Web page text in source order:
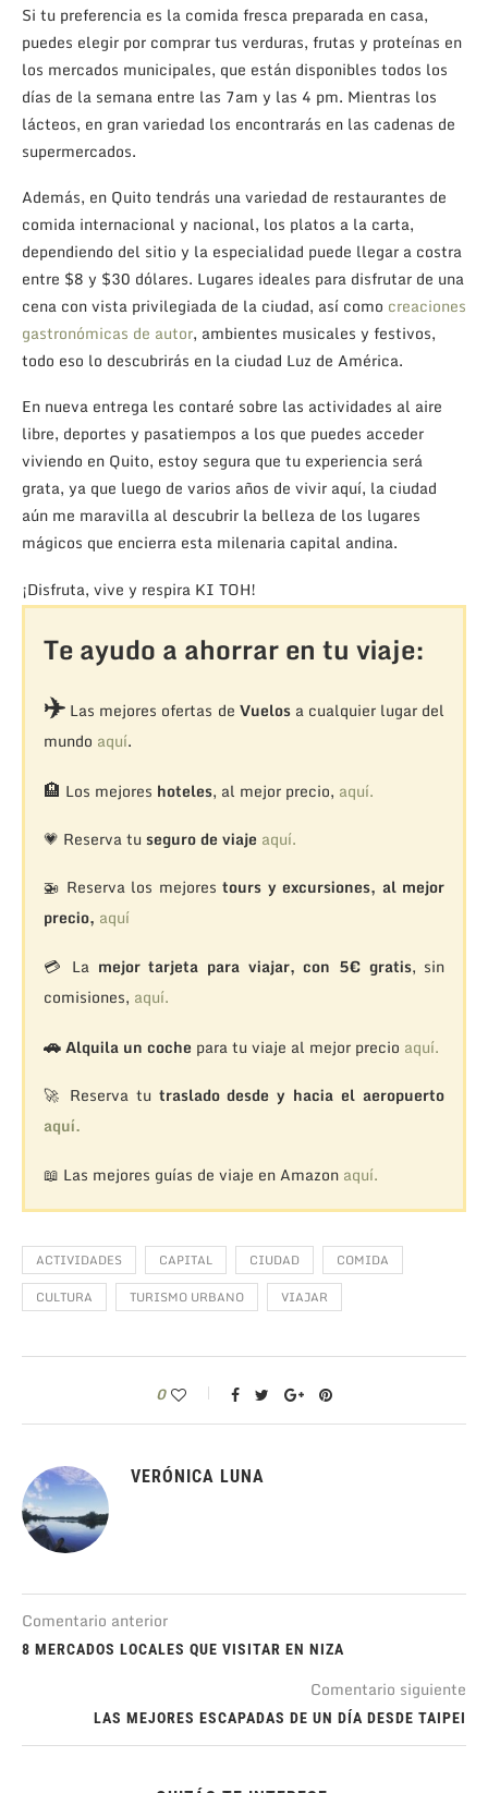
Si tu preferencia es la comida fresca preparada en casa,
puedes elegir por comprar tus verduras, frutas y proteínas en
los mercados municipales, que están disponibles todos los
días de la semana entre las 7am y las 4 pm. Mientras los
lácteos, en gran variedad los encontrarás en las cadenas de
supermercados.
Además, en Quito tendrás una variedad de restaurantes de
comida internacional y nacional, los platos a la carta,
dependiendo del sitio y la especialidad puede llegar a costra
entre $8 y $30 dólares. Lugares ideales para disfrutar de una
cena con vista privilegiada de la ciudad, así como creaciones
gastronómicas de autor, ambientes musicales y festivos,
todo eso lo descubrirás en la ciudad Luz de América.
En nueva entrega les contaré sobre las actividades al aire
libre, deportes y pasatiempos a los que puedes acceder
viviendo en Quito, estoy segura que tu experiencia será
grata, ya que luego de varios años de vivir aquí, la ciudad
aún me maravilla al descubrir la belleza de los lugares
mágicos que encierra esta milenaria capital andina.
¡Disfruta, vive y respira KI TOH!
Te ayudo a ahorrar en tu viaje:
✈️Las mejores ofertas de Vuelosa cualquier lugar del
mundo aquí.
🏨 Los mejores hoteles, al mejor precio, aquí.
💗 Reserva tu seguro de viaje aquí.
🚁 Reserva los mejorestours y excursiones, al mejor
precio, aquí
💳 La mejor tarjeta para viajar, con 5€ gratis, sin
comisiones, aquí.
🚗Alquila un coche para tu viaje al mejor precio aquí.
🚀 Reserva tu traslado desde y hacia el aeropuerto
aquí.
📖 Las mejores guías de viaje en Amazon aquí.
ACTIVIDADES CAPITAL CIUDAD
COMIDA
CULTURA
TURISMO URBANO VIAJAR
0
VERÓNICA LUNA
Comentario anterior
8 MERCADOS LOCALES QUE VISITAR EN NIZA
Comentario siguiente
LAS MEJORES ESCAPADAS DE UN DÍA DESDE TAIPEI